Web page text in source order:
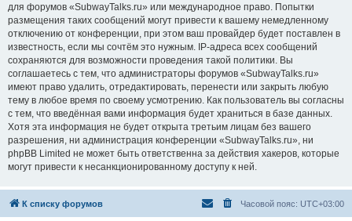
для форумов «SubwayTalks.ru» или международное право. Попытки
размещения таких сообщений могут привести к вашему немедленному
отключению от конференции, при этом ваш провайдер будет поставлен в
известность, если мы сочтём это нужным. IP-адреса всех сообщений
сохраняются для возможности проведения такой политики. Вы
соглашаетесь с тем, что администраторы форумов «SubwayTalks.ru»
имеют право удалить, отредактировать, перенести или закрыть любую
тему в любое время по своему усмотрению. Как пользователь вы согласны
с тем, что введённая вами информация будет храниться в базе данных.
Хотя эта информация не будет открыта третьим лицам без вашего
разрешения, ни администрация конференции «SubwayTalks.ru», ни
phpBB Limited не может быть ответственна за действия хакеров, которые
могут привести к несанкционированному доступу к ней.
К списку форумов Часовой пояс: UTC+03:00